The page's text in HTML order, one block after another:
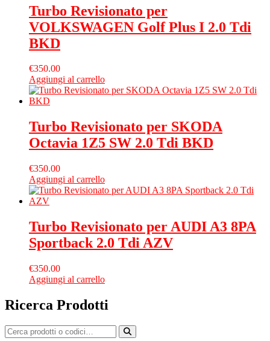
Turbo Revisionato per
VOLKSWAGEN Golf Plus I 2.0 Tdi
BKD
€350.00
Aggiungi al carrello
Turbo Revisionato per SKODA
Octavia 1Z5 SW 2.0 Tdi BKD
€350.00
Aggiungi al carrello
Turbo Revisionato per AUDI A3 8PA
Sportback 2.0 Tdi AZV
€350.00
Aggiungi al carrello
Ricerca Prodotti